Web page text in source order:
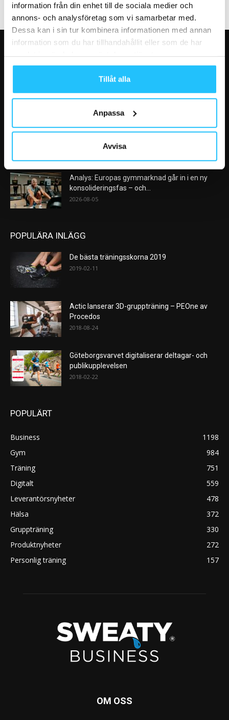
information från din enhet till de sociala medier och
annons- och analysföretag som vi samarbetar med.
Dessa kan i sin tur kombinera informationen med annan
information som du har tillhandahållit eller som de har
Tillåt alla
Anpassa
Avvisa
VÅRA FAVORITER
Nike satsar på hybridträning när Hyrox formar
2026-08-07
AI kommer aldrig kunna ersätta en frukost
Analys: Europas gymmarknad går in i en ny
konsolideringsfas – och...
2026-08-05
POPULÄRA INLÄGG
De bästa träningsskorna 2019
2019-02-11
Actic lanserar 3D-gruppträning – PEOne av
Procedos
2018-08-24
Göteborgsvarvet digitaliserar deltagar- och
publikupplevelsen
2018-02-22
POPULÄRT
Business
1198
Gym
984
Träning
751
Digitalt
559
Leverantörsnyheter
478
Hälsa
372
Gruppträning
330
Produktnyheter
272
Personlig träning
157
OM OSS